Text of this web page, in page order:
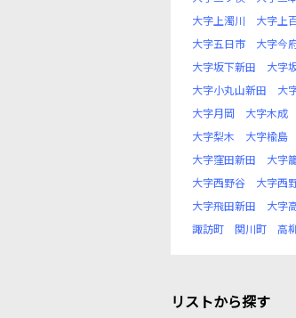
大字上濁川
大字上
大字五日市
大字今
大字坂下新田
大字
大字小丸山新田
大
大字月岡
大字木成
大字梨木
大字楡島
大字窪田新田
大字
大字西野谷
大字西
大字飛田新田
大字
諏訪町
関川町 高
リストから探す